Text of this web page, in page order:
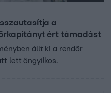
a
ért támadást
állt ki a rendőr
lett öngyilkos.